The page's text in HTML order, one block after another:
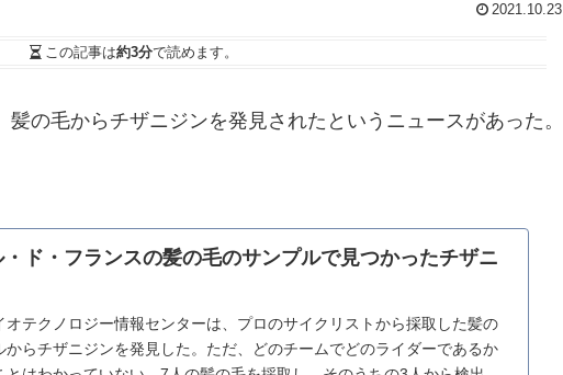
2021.10.23
この記事は約3分で読めます。
の毛からチザニジンを発見されたというニュースがあった。
・ド・フランスの髪の毛のサンプルで見つかったチザニ
オテクノロジー情報センターは、プロのサイクリストから採取した髪の
からチザニジンを発見した。ただ、どのチームでどのライダーであるか